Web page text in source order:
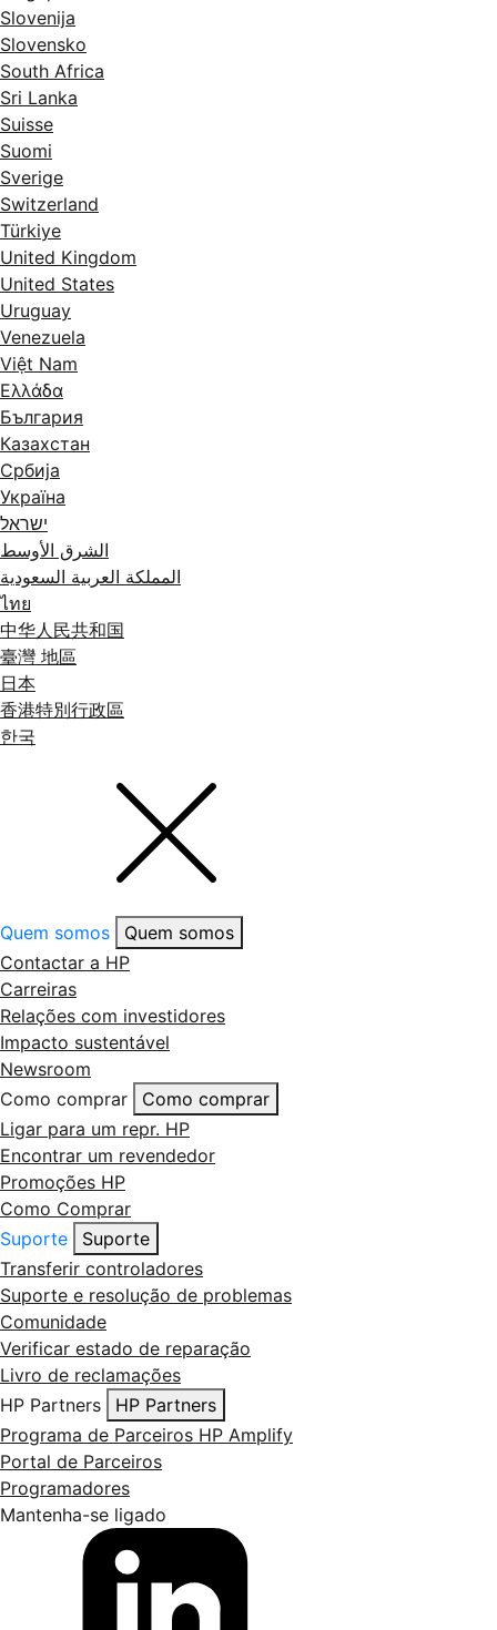
Slovenija
Slovensko
South Africa
Sri Lanka
Suisse
Suomi
Sverige
Switzerland
Türkiye
United Kingdom
United States
Uruguay
Venezuela
Việt Nam
Ελλάδα
България
Казахстан
Србија
Україна
ישראל
الشرق الأوسط
المملكة العربية السعودية
ไทย
中华人民共和国
臺灣 地區
日本
香港特別行政區
한국
Quem somos
Quem somos
Contactar a HP
Carreiras
Relações com investidores
Impacto sustentável
Newsroom
Como comprar
Como comprar
Ligar para um repr. HP
Encontrar um revendedor
Promoções HP
Como Comprar
Suporte
Suporte
Transferir controladores
Suporte e resolução de problemas
Comunidade
Verificar estado de reparação
Livro de reclamações
HP Partners
HP Partners
Programa de Parceiros HP Amplify
Portal de Parceiros
Programadores
Mantenha-se ligado